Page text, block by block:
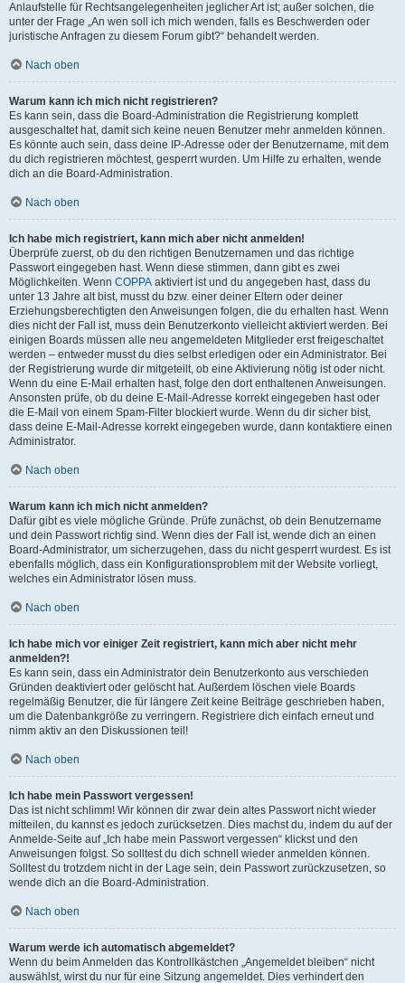
Anlaufstelle für Rechtsangelegenheiten jeglicher Art ist; außer solchen, die
unter der Frage „An wen soll ich mich wenden, falls es Beschwerden oder
juristische Anfragen zu diesem Forum gibt?“ behandelt werden.
Nach oben
Warum kann ich mich nicht registrieren?
Es kann sein, dass die Board-Administration die Registrierung komplett
ausgeschaltet hat, damit sich keine neuen Benutzer mehr anmelden können.
Es könnte auch sein, dass deine IP-Adresse oder der Benutzername, mit dem
du dich registrieren möchtest, gesperrt wurden. Um Hilfe zu erhalten, wende
dich an die Board-Administration.
Nach oben
Ich habe mich registriert, kann mich aber nicht anmelden!
Überprüfe zuerst, ob du den richtigen Benutzernamen und das richtige
Passwort eingegeben hast. Wenn diese stimmen, dann gibt es zwei
Möglichkeiten. Wenn COPPA aktiviert ist und du angegeben hast, dass du
unter 13 Jahre alt bist, musst du bzw. einer deiner Eltern oder deiner
Erziehungsberechtigten den Anweisungen folgen, die du erhalten hast. Wenn
dies nicht der Fall ist, muss dein Benutzerkonto vielleicht aktiviert werden. Bei
einigen Boards müssen alle neu angemeldeten Mitglieder erst freigeschaltet
werden – entweder musst du dies selbst erledigen oder ein Administrator. Bei
der Registrierung wurde dir mitgeteilt, ob eine Aktivierung nötig ist oder nicht.
Wenn du eine E-Mail erhalten hast, folge den dort enthaltenen Anweisungen.
Ansonsten prüfe, ob du deine E-Mail-Adresse korrekt eingegeben hast oder
die E-Mail von einem Spam-Filter blockiert wurde. Wenn du dir sicher bist,
dass deine E-Mail-Adresse korrekt eingegeben wurde, dann kontaktiere einen
Administrator.
Nach oben
Warum kann ich mich nicht anmelden?
Dafür gibt es viele mögliche Gründe. Prüfe zunächst, ob dein Benutzername
und dein Passwort richtig sind. Wenn dies der Fall ist, wende dich an einen
Board-Administrator, um sicherzugehen, dass du nicht gesperrt wurdest. Es ist
ebenfalls möglich, dass ein Konfigurationsproblem mit der Website vorliegt,
welches ein Administrator lösen muss.
Nach oben
Ich habe mich vor einiger Zeit registriert, kann mich aber nicht mehr
anmelden?!
Es kann sein, dass ein Administrator dein Benutzerkonto aus verschieden
Gründen deaktiviert oder gelöscht hat. Außerdem löschen viele Boards
regelmäßig Benutzer, die für längere Zeit keine Beiträge geschrieben haben,
um die Datenbankgröße zu verringern. Registriere dich einfach erneut und
nimm aktiv an den Diskussionen teil!
Nach oben
Ich habe mein Passwort vergessen!
Das ist nicht schlimm! Wir können dir zwar dein altes Passwort nicht wieder
mitteilen, du kannst es jedoch zurücksetzen. Dies machst du, indem du auf der
Anmelde-Seite auf „Ich habe mein Passwort vergessen“ klickst und den
Anweisungen folgst. So solltest du dich schnell wieder anmelden können.
Solltest du trotzdem nicht in der Lage sein, dein Passwort zurückzusetzen, so
wende dich an die Board-Administration.
Nach oben
Warum werde ich automatisch abgemeldet?
Wenn du beim Anmelden das Kontrollkästchen „Angemeldet bleiben“ nicht
auswählst, wirst du nur für eine Sitzung angemeldet. Dies verhindert den